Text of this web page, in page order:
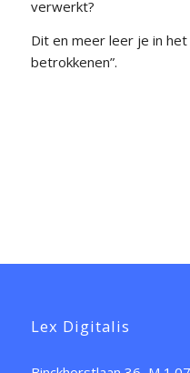
verwerkt?
Dit en meer leer je in
betrokkenen”.
Lex Digitalis